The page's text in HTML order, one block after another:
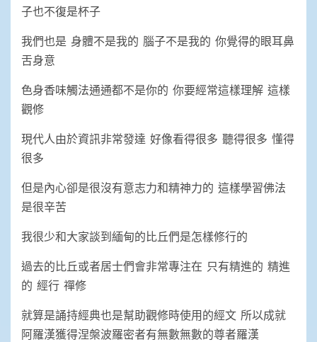
子也不復是杯子
我們也是 身體不是我的 腦子不是我的 你覺得的眼耳鼻
舌身意
色身香味觸法通通都不是你的 你要經常這樣理解 這樣
觀修
現代人由於資訊非常發達 好像看得很多 聽得很多 懂得
很多
但是內心卻是很沒有意志力和精神力的 這樣學習佛法
是很辛苦
我很少和大家談到緬甸的比丘們是怎樣修行的
過去的比丘或者居士們會非常專注在 只有精進的 精進
的 經行 禪修
就算是誦持經典也是幫助觀修時使用的經文 所以成就
阿羅漢獲得涅槃波羅密者有無數無數的尊者羅漢